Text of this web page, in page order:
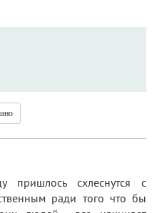
пришлось схлеснутся с
ради того что бы